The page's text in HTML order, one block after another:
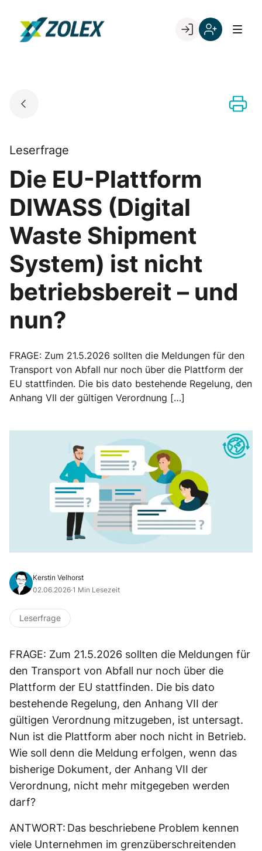
content
Go to landing page.
Leserfrage
Die EU-Plattform
DIWASS (Digital
Waste Shipment
System) ist nicht
betriebsbereit – und
nun?
FRAGE: Zum 21.5.2026 sollten die Meldungen für den
Transport von Abfall nur noch über die Plattform der
EU stattfinden. Die bis dato bestehende Regelung, den
Anhang VII der gültigen Verordnung […]
Kerstin Velhorst
02.06.2026·1 Min Lesezeit
Leserfrage
FRAGE: Zum 21.5.2026 sollten die Meldungen für
den Transport von Abfall nur noch über die
Plattform der EU stattfinden. Die bis dato
bestehende Regelung, den Anhang VII der
gültigen Verordnung mitzugeben, ist untersagt.
Nun ist die Plattform aber noch nicht in Betrieb.
Wie soll denn die Meldung erfolgen, wenn das
bisherige Dokument, der Anhang VII der
Verordnung, nicht mehr mitgegeben werden
darf?
ANTWORT: Das beschriebene Problem kennen
viele Unternehmen im grenzüberschreitenden